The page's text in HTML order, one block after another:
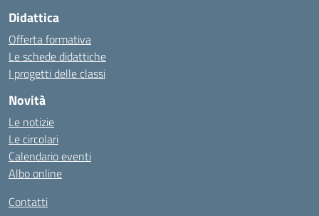
Didattica
Offerta formativa
Le schede didattiche
I progetti delle classi
Novità
Le notizie
Le circolari
Calendario eventi
Albo online
Contatti